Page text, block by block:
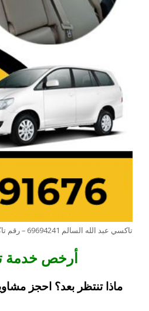
تاكسي عبد الله السالم 69694241 – رقم تاكسي في عبد الله السالم
أرخص خدمة
ماذا تنتظر بعد؟ احجز